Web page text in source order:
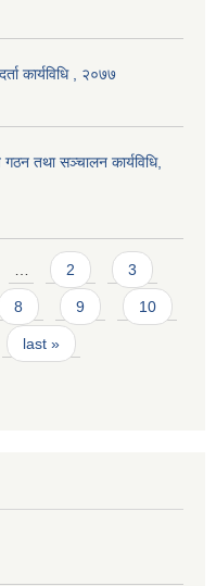
कार्यविधि , २०७७
गठन तथा सञ्चालन कार्यविधि,
2 3
8 9 10
last »